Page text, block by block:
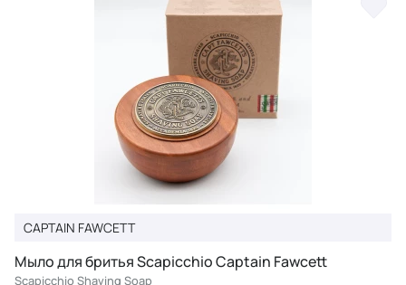
CAPTAIN FAWCETT
Мыло для бритья Scapicchio Captain Fawcett
Scapicchio Shaving Soap